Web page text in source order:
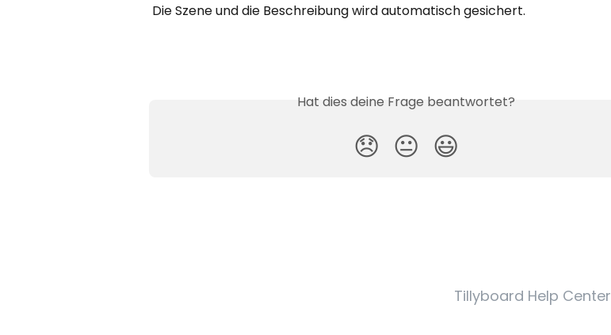
Die Szene und die Beschreibung wird automatisch gesichert.
Hat dies deine Frage beantwortet?
😞 😐 😃
Tillyboard Help Center